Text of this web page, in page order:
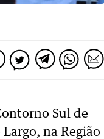
Sul de
na Região